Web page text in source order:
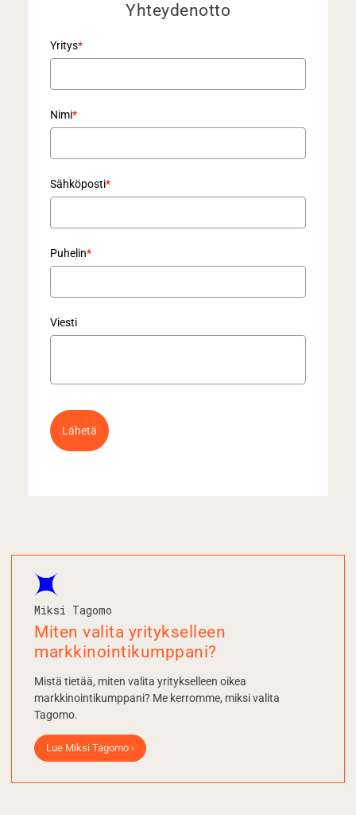
Yhteydenotto
Yritys*
Nimi*
Sähköposti*
Puhelin*
Viesti
Lähetä
Miksi Tagomo
Miten valita yritykselleen
markkinointi­kumppani?
Mistä tietää, miten valita yritykselleen oikea
markkinointikumppani? Me kerromme, miksi valita
Tagomo.
Lue Miksi Tagomo ›